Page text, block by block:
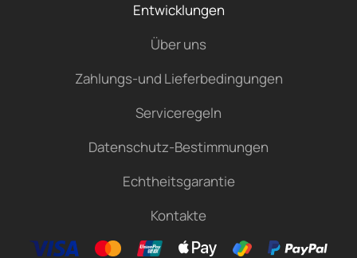
Entwicklungen
Über uns
Zahlungs-und Lieferbedingungen
Serviceregeln
Datenschutz-Bestimmungen
Echtheitsgarantie
Kontakte